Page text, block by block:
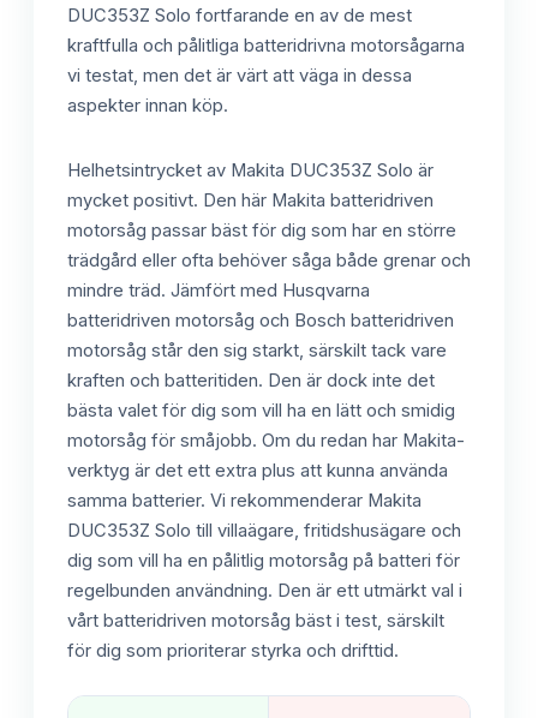
DUC353Z Solo fortfarande en av de mest
kraftfulla och pålitliga batteridrivna motorsågarna
vi testat, men det är värt att väga in dessa
aspekter innan köp.
Helhetsintrycket av Makita DUC353Z Solo är
mycket positivt. Den här Makita batteridriven
motorsåg passar bäst för dig som har en större
trädgård eller ofta behöver såga både grenar och
mindre träd. Jämfört med Husqvarna
batteridriven motorsåg och Bosch batteridriven
motorsåg står den sig starkt, särskilt tack vare
kraften och batteritiden. Den är dock inte det
bästa valet för dig som vill ha en lätt och smidig
motorsåg för småjobb. Om du redan har Makita-
verktyg är det ett extra plus att kunna använda
samma batterier. Vi rekommenderar Makita
DUC353Z Solo till villaägare, fritidshusägare och
dig som vill ha en pålitlig motorsåg på batteri för
regelbunden användning. Den är ett utmärkt val i
vårt batteridriven motorsåg bäst i test, särskilt
för dig som prioriterar styrka och drifttid.